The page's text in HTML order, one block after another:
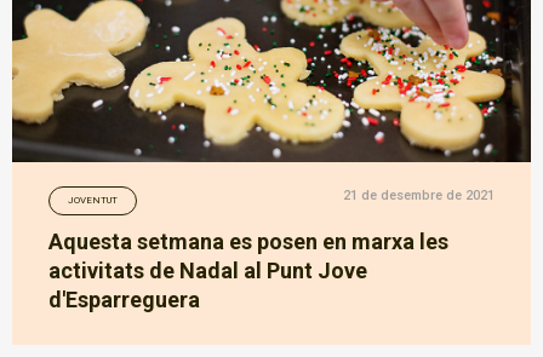
JOVENTUT 21 de desembre de 2021
Aquesta setmana es posen en marxa les
activitats de Nadal al Punt Jove
d'Esparreguera